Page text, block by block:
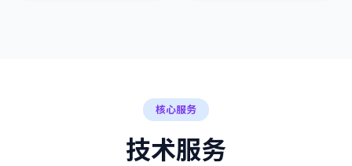
核心服务
技术服务